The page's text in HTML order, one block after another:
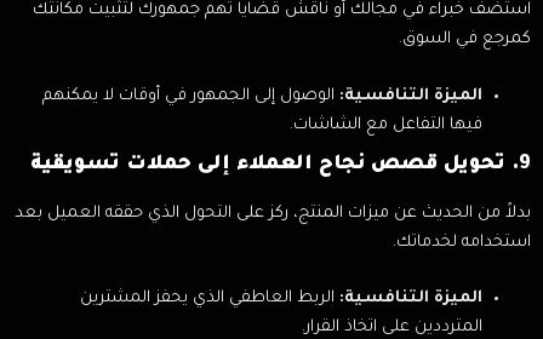
استضف خبراء في مجالك أو ناقش قضايا تهم جمهورك لتثبيت مكانتك
كمرجع في السوق.
الميزة التنافسية: الوصول إلى الجمهور في أوقات لا يمكنهم
فيها التفاعل مع الشاشات.
9. تحويل قصص نجاح العملاء إلى حملات تسويقية
بدلاً من الحديث عن ميزات المنتج، ركز على التحول الذي حققه العميل بعد
استخدامه لخدماتك.
الميزة التنافسية: الربط العاطفي الذي يحفز المشترين
المترددين على اتخاذ القرار.